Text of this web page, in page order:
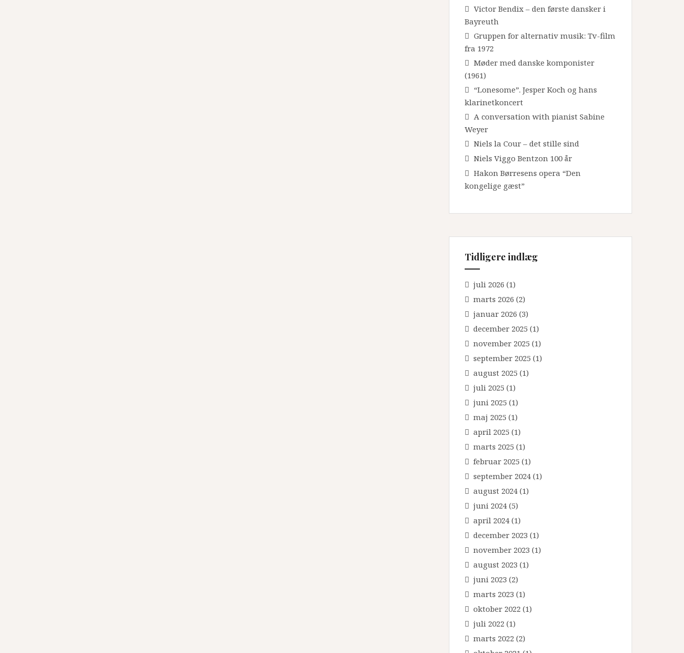
Victor Bendix – den første dansker i
Bayreuth
Gruppen for alternativ musik: Tv-film
fra 1972
Møder med danske komponister
(1961)
“Lonesome”. Jesper Koch og hans
klarinetkoncert
A conversation with pianist Sabine
Weyer
Niels la Cour – det stille sind
Niels Viggo Bentzon 100 år
Hakon Børresens opera “Den
kongelige gæst”
Tidligere indlæg
juli 2026 (1)
marts 2026 (2)
januar 2026 (3)
december 2025 (1)
november 2025 (1)
september 2025 (1)
august 2025 (1)
juli 2025 (1)
juni 2025 (1)
maj 2025 (1)
april 2025 (1)
marts 2025 (1)
februar 2025 (1)
september 2024 (1)
august 2024 (1)
juni 2024 (5)
april 2024 (1)
december 2023 (1)
november 2023 (1)
august 2023 (1)
juni 2023 (2)
marts 2023 (1)
oktober 2022 (1)
juli 2022 (1)
marts 2022 (2)